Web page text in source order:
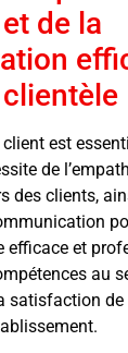
de la
est
de
des clients,
efficace et
au
satisfaction